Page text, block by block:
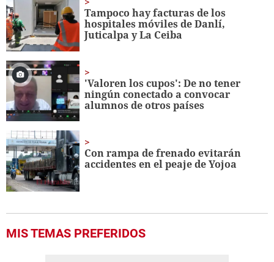
minute,
56
seconds
Tampoco hay facturas de los
hospitales móviles de Danlí,
Juticalpa y La Ceiba
'Valoren los cupos': De no tener
ningún conectado a convocar
alumnos de otros países
Con rampa de frenado evitarán
accidentes en el peaje de Yojoa
MIS TEMAS PREFERIDOS